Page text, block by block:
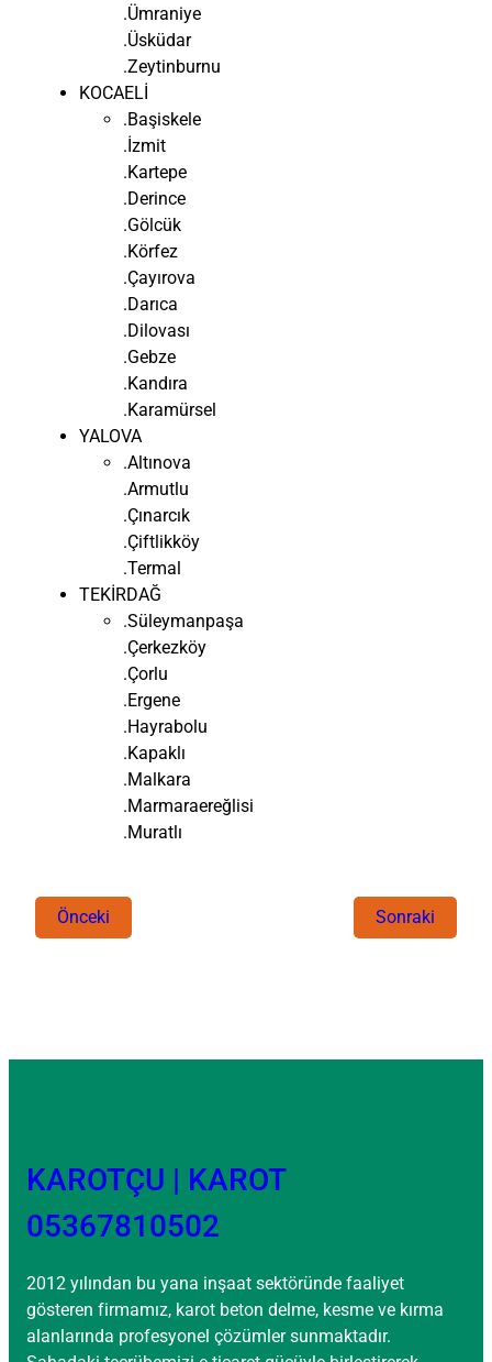
.Ümraniye
.Üsküdar
.Zeytinburnu
KOCAELİ
.Başiskele
.İzmit
.Kartepe
.Derince
.Gölcük
.Körfez
.Çayırova
.Darıca
.Dilovası
.Gebze
.Kandıra
.Karamürsel
YALOVA
.Altınova
.Armutlu
.Çınarcık
.Çiftlikköy
.Termal
TEKİRDAĞ
.Süleymanpaşa
.Çerkezköy
.Çorlu
.Ergene
.Hayrabolu
.Kapaklı
.Malkara
.Marmaraereğlisi
.Muratlı
Önceki Sonraki
KAROTÇU | KAROT
05367810502
2012 yılından bu yana inşaat sektöründe faaliyet
gösteren firmamız, karot beton delme, kesme ve kırma
alanlarında profesyonel çözümler sunmaktadır.